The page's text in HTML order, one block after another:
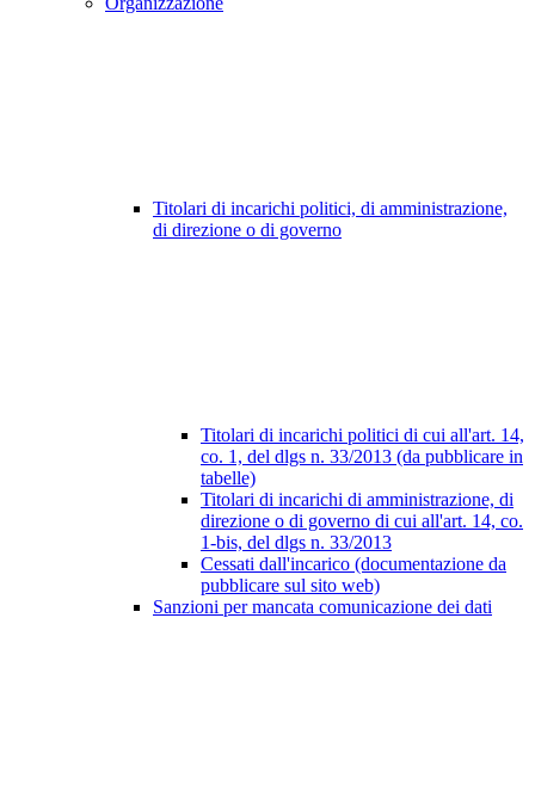
Titolari di incarichi politici, di amministrazione,
di direzione o di governo
Titolari di incarichi politici di cui all'art. 14,
co. 1, del dlgs n. 33/2013 (da pubblicare in
tabelle)
Titolari di incarichi di amministrazione, di
direzione o di governo di cui all'art. 14, co.
1-bis, del dlgs n. 33/2013
Cessati dall'incarico (documentazione da
pubblicare sul sito web)
Sanzioni per mancata comunicazione dei dati